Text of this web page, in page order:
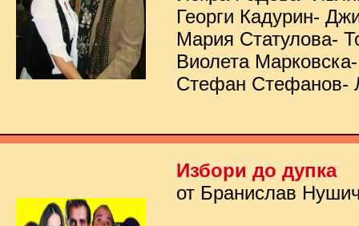
Георги Кадурин-
Мария Статулова-
Виолета
Стефан Стефанов-
Избори до дупка
от Бранислав